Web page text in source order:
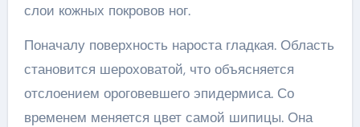
слои кожных покровов ног.
Поначалу поверхность нароста гладкая. Область
становится шероховатой, что объясняется
отслоением ороговевшего эпидермиса. Со
временем меняется цвет самой шипицы. Она